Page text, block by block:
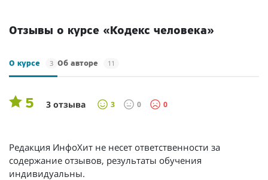
Отзывы о курсе «Кодекс человека»
О курсе 3 Об авторе 11
5 3 отзыва 3 0 0
Редакция ИнфоХит не несет ответственности за
содержание отзывов, результаты обучения
индивидуальны.